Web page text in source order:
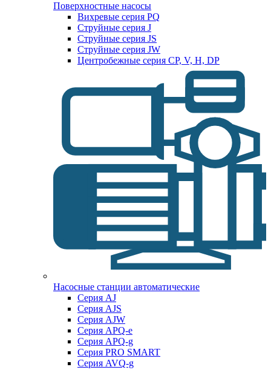
Поверхностные насосы
Вихревые серия PQ
Струйные серия J
Струйные серия JS
Струйные серия JW
Центробежные серия CP, V, H, DP
Насосные станции автоматические
Серия AJ
Серия AJS
Серия AJW
Серия APQ-e
Серия APQ-g
Серия PRO SMART
Серия AVQ-g